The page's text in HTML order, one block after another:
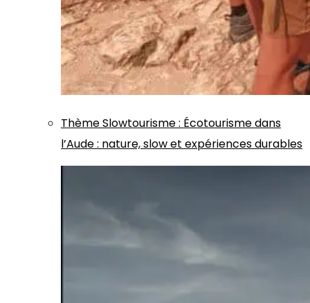
ThèmeSlowtourisme: Écotourisme dans
l’Aude : nature, slow et expériences durables